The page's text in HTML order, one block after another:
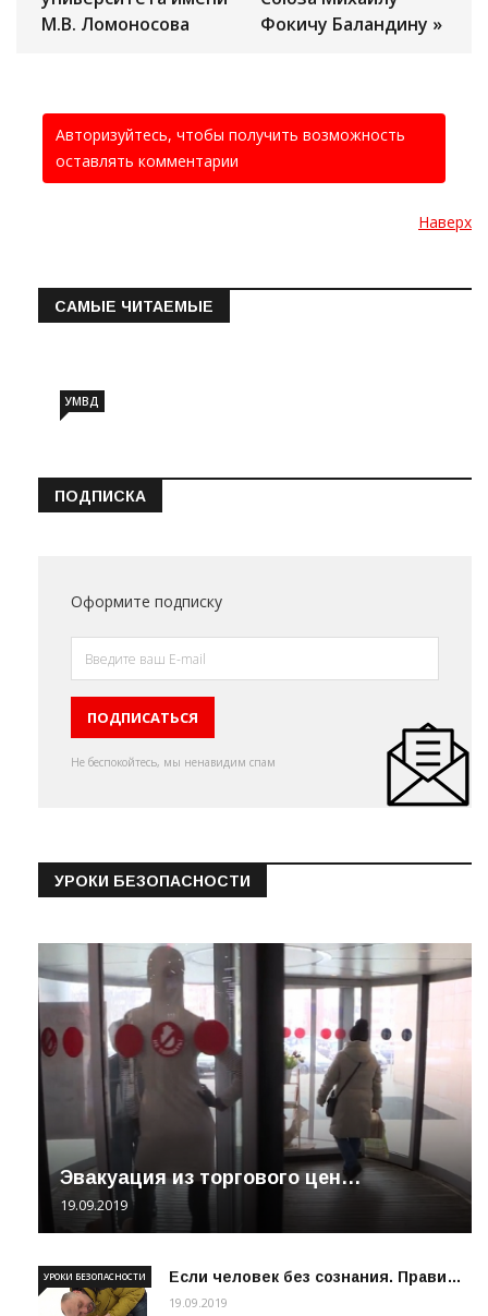
М.В. Ломоносова
Фокичу Баландину »
Авторизуйтесь, чтобы получить возможность
оставлять комментарии
Наверх
САМЫЕ ЧИТАЕМЫЕ
УМВД
ПОДПИСКА
Оформите подписку
Не беспокойтесь, мы ненавидим спам
УРОКИ БЕЗОПАСНОСТИ
Эвакуация из торгового цен…
19.09.2019
Если человек без сознания. Прави…
УРОКИ БЕЗОПАСНОСТИ
19.09.2019